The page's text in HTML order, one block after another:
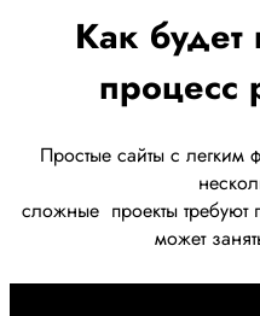
Как будет
процесс
Простые сайты с
сложные проекты требуют
может